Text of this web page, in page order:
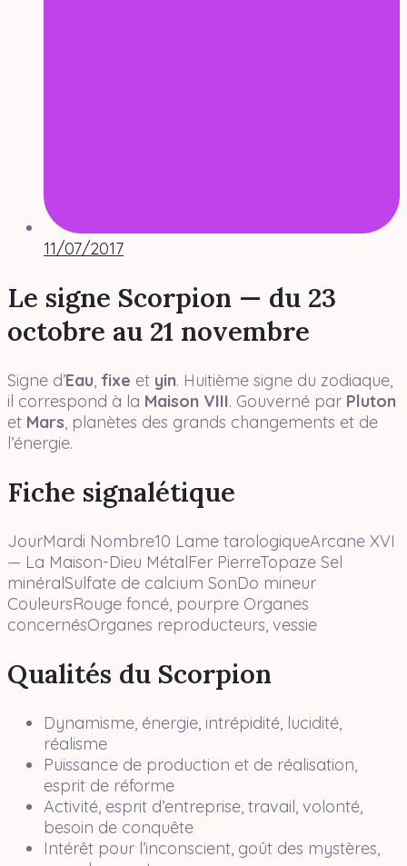
11/07/2017
Le signe Scorpion — du 23
octobre au 21 novembre
Signe d’Eau, fixe et yin. Huitième signe du zodiaque,
il correspond à la Maison VIII. Gouverné par Pluton
et Mars, planètes des grands changements et de
l’énergie.
Fiche signalétique
JourMardi Nombre10 Lame tarologiqueArcane XVI
— La Maison-Dieu MétalFer PierreTopaze Sel
minéralSulfate de calcium SonDo mineur
CouleursRouge foncé, pourpre Organes
concernésOrganes reproducteurs, vessie
Qualités du Scorpion
Dynamisme, énergie, intrépidité, lucidité,
réalisme
Puissance de production et de réalisation,
esprit de réforme
Activité, esprit d’entreprise, travail, volonté,
besoin de conquête
Intérêt pour l’inconscient, goût des mystères,